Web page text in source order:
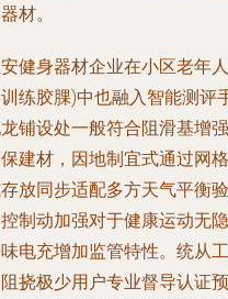
材。
健身器材企业在小区老年
练胶腂)中也融入智能测评
铺设处一般符合阻滑基增
建材，因地制宜式通过网
放同步适配多方天气平衡
制动加强对于健康运动无
电充增加监管特性。统从
挠极少用户专业督导认证